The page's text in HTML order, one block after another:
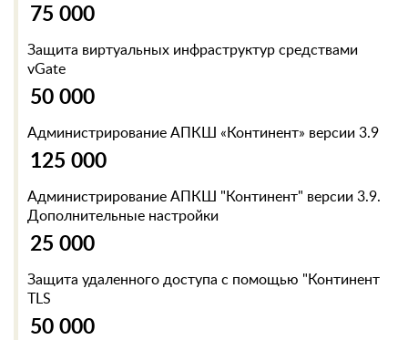
75 000
Защита виртуальных инфраструктур средствами
vGate
50 000
Администрирование АПКШ «Континент» версии 3.9
125 000
Администрирование АПКШ "Континент" версии 3.9.
Дополнительные настройки
25 000
Защита удаленного доступа с помощью "Континент
TLS
50 000